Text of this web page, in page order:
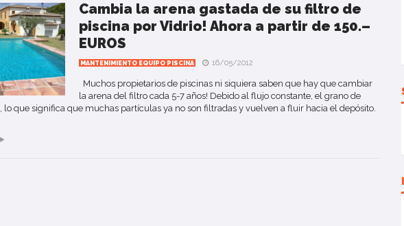
Cambia la arena gastada de su filtro de
piscina por Vidrio! Ahora a partir de 150.–
EUROS
MANTENIMIENTO EQUIPO PISCINA 16/05/2012
Muchos propietarios de piscinas ni siquiera saben que hay que cambiar
la arena del filtro cada 5-7 años! Debido al flujo constante, el grano de
lo que significa que muchas partículas ya no son filtradas y vuelven a fluir hacia el depósito.